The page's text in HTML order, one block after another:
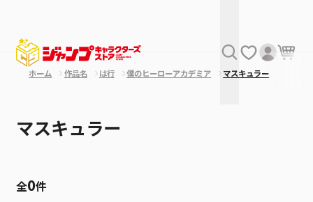
ホーム 作品名 は行 僕のヒーローアカデミア マスキュラー
マスキュラー
全0件